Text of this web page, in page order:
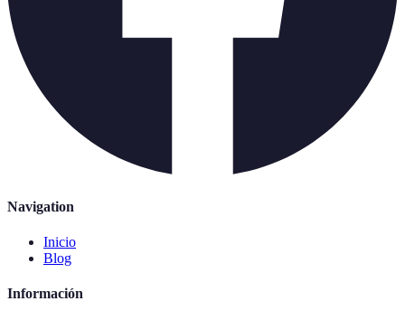
Navigation
Inicio
Blog
Información